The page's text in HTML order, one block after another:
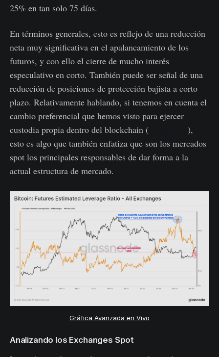
25% en tan solo 75 días.
En términos generales, esto es reflejo de una reducción
neta muy significativa en el apalancamiento de los
futuros, y con ello el cierre de mucho interés
especulativo en corto. También puede ser señal de una
reducción de posiciones de protección bajista a corto
plazo. Relativamente hablando, si tenemos en cuenta el
cambio preferencial que hemos visto para ejercer
custodia propia dentro del blockchain (
),
esto es algo que también enfatiza que son los mercados
spot los principales responsables de dar forma a la
actual estructura de mercado.
Gráfica Avanzada en Vivo
Analizando los Exchanges Spot